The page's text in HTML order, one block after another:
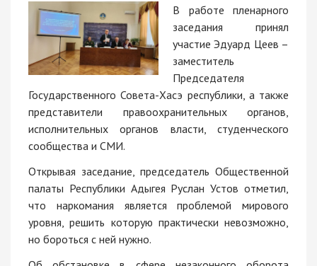
В работе пленарного
заседания принял
участие Эдуард Цеев –
заместитель
Председателя
Государственного Совета-Хасэ республики, а также
представители правоохранительных органов,
исполнительных органов власти, студенческого
сообщества и СМИ.
Открывая заседание, председатель Общественной
палаты Республики Адыгея Руслан Устов отметил,
что наркомания является проблемой мирового
уровня, решить которую практически невозможно,
но бороться с ней нужно.